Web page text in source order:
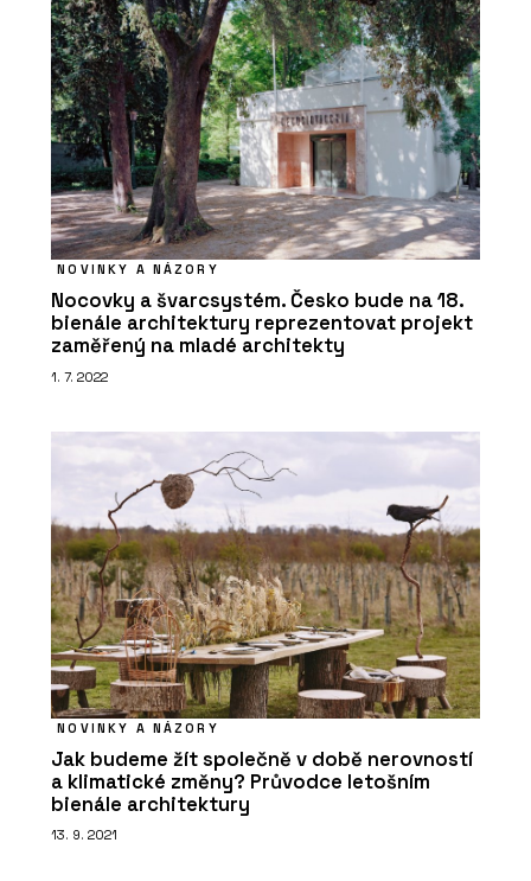
NOVINKY A NÁZORY
Nocovky a švarcsystém. Česko bude na 18.
bienále architektury reprezentovat projekt
zaměřený na mladé architekty
1. 7. 2022
NOVINKY A NÁZORY
Jak budeme žít společně v době nerovností
a klimatické změny? Průvodce letošním
bienále architektury
13. 9. 2021